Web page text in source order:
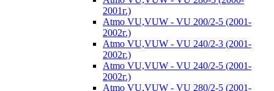
2001г.)
Atmo VU,VUW - VU 200/2-5 (2001-
2002г.)
Atmo VU,VUW - VU 240/2-3 (2001-
2002г.)
Atmo VU,VUW - VU 240/2-5 (2001-
2002г.)
Atmo VU,VUW - VU 280/2-5 (2001-